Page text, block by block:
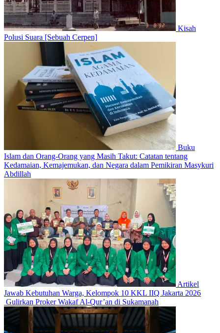
Kisah
Polusi Suara [Sebuah Cerpen]
Buku
Islam dan Orang-Orang yang Masih Takut: Catatan tentang
Kedamaian, Kemajemukan, dan Negara dalam Pemikiran Masykuri
Abdillah
Artikel
Jawab Kebutuhan Warga, Kelompok 10 KKL IIQ Jakarta 2026
Gulirkan Proker Wakaf Al-Qur’an di Sukamanah